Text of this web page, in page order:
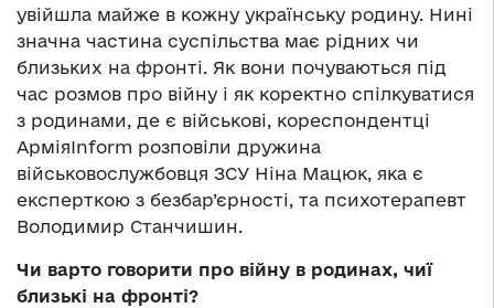
увійшла майже в кожну українську родину. Нині
значна частина суспільства має рідних чи
близьких на фронті. Як вони почуваються під
час розмов про війну і як коректно спілкуватися
з родинами, де є військові, кореспондентці
АрміяInform розповіли дружина
військовослужбовця ЗСУ Ніна Мацюк, яка є
експерткою з безбар’єрності, та психотерапевт
Володимир Станчишин.
Чи варто говорити про війну в родинах, чиї
близькі на фронті?